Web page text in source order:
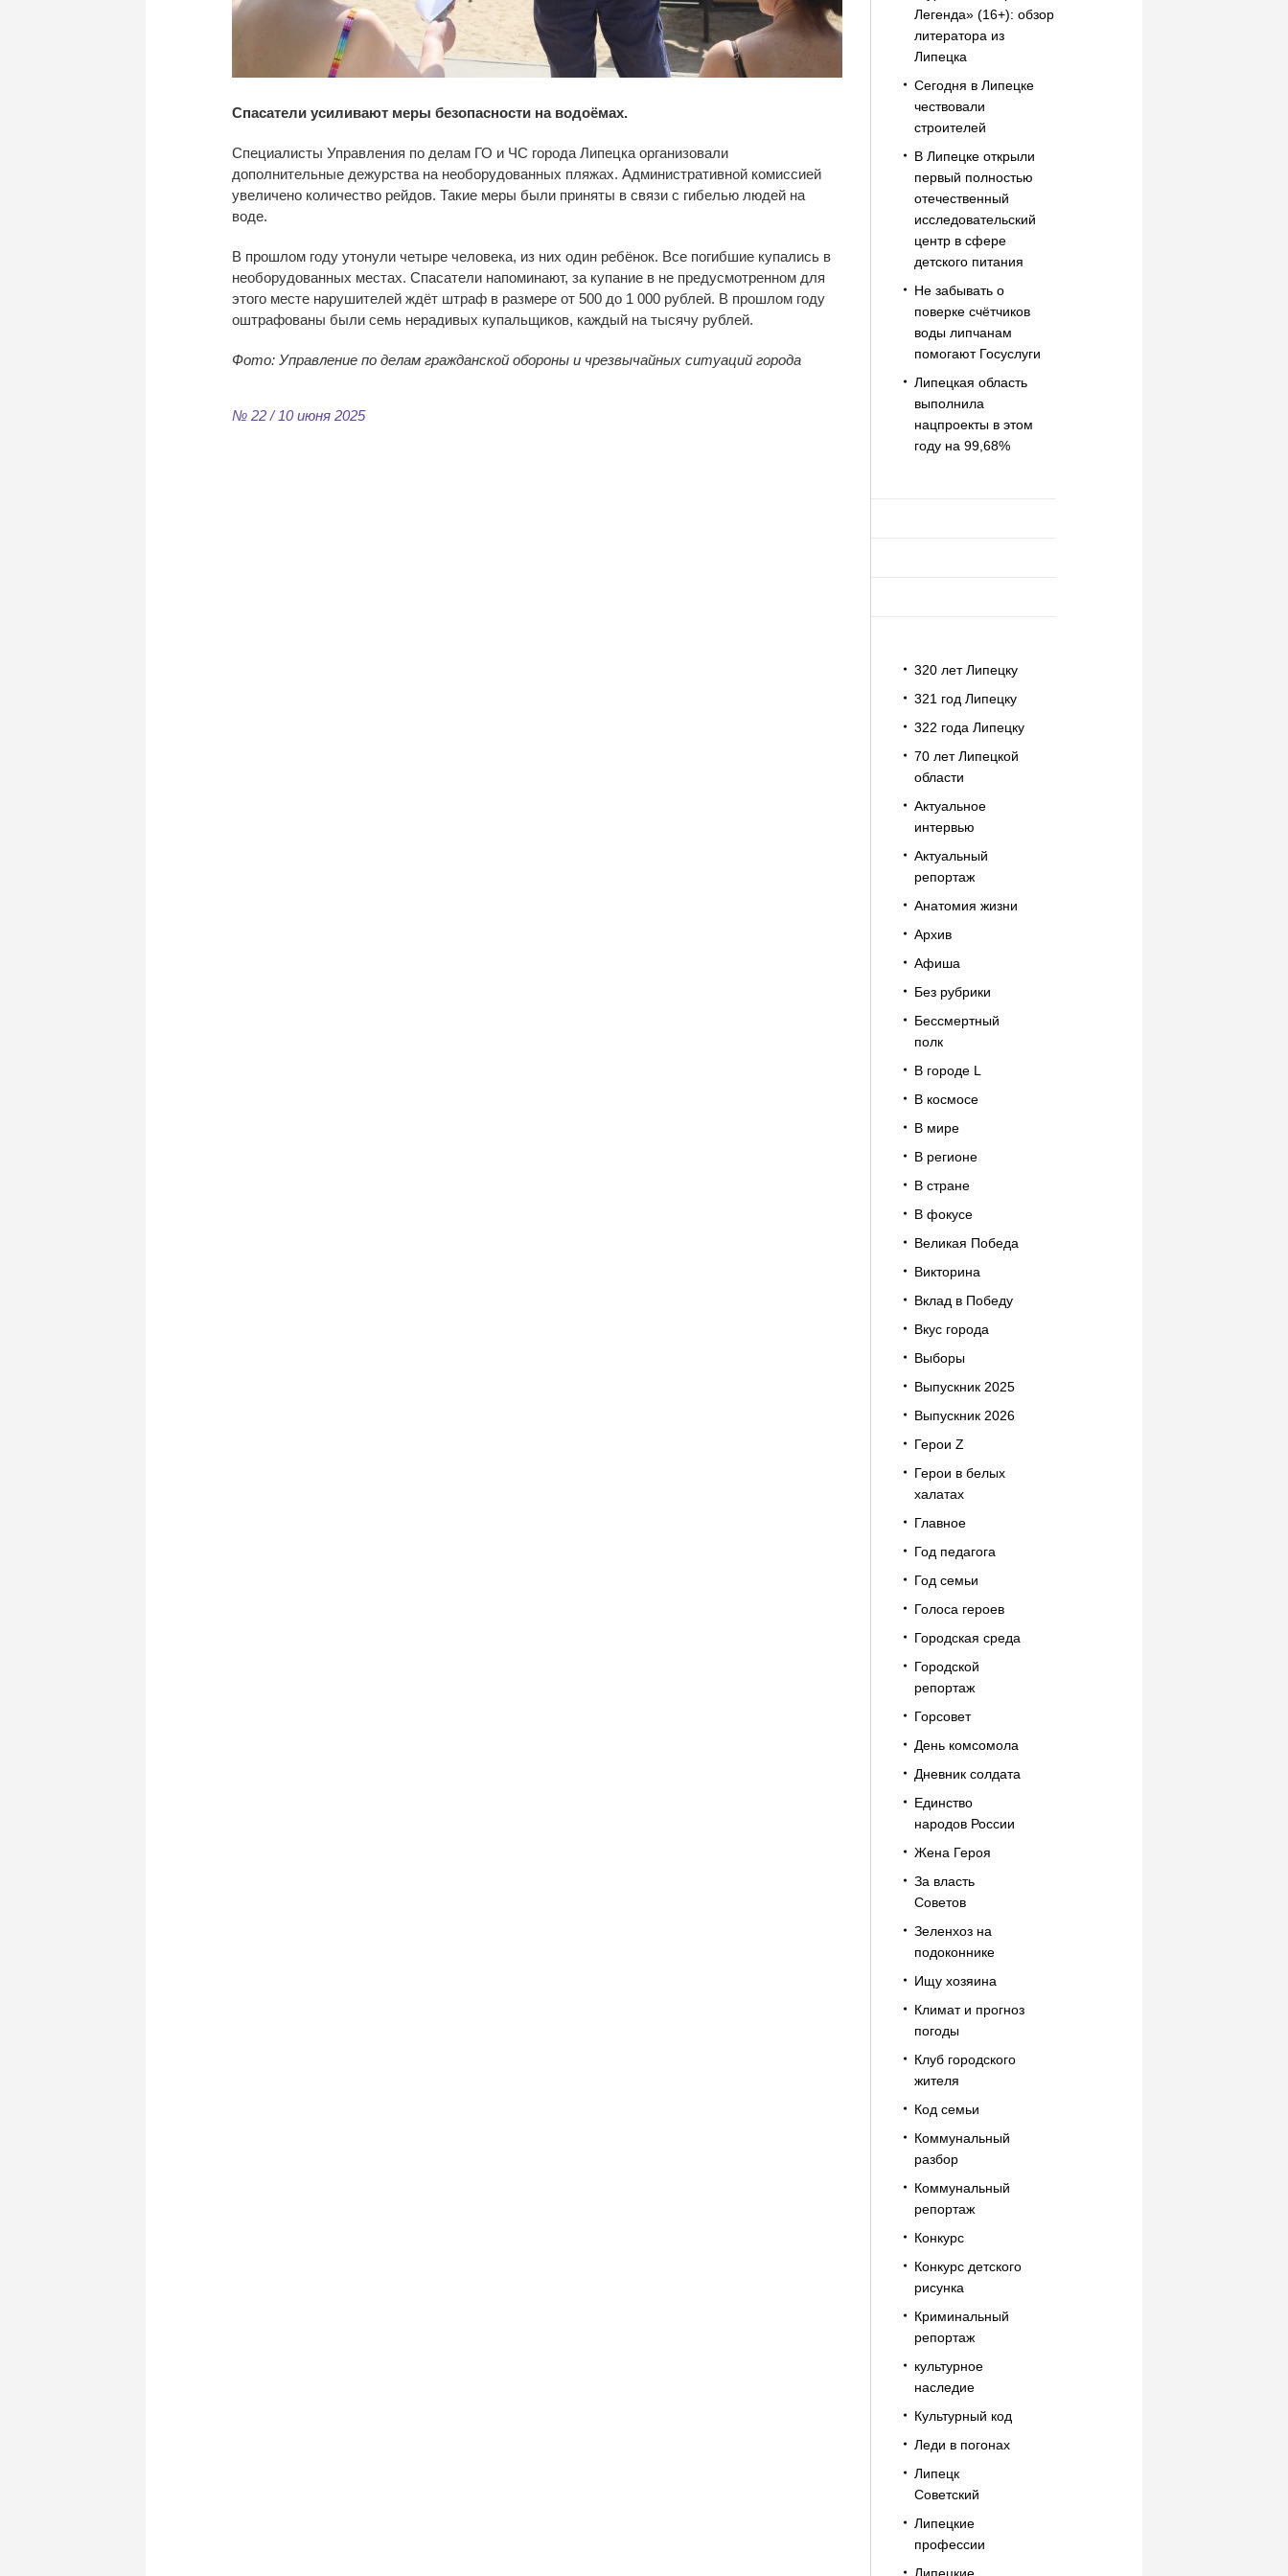
Спасатели усиливают меры безопасности на водоёмах.
Специалисты Управления по делам ГО и ЧС города Липецка организовали
дополнительные дежурства на необорудованных пляжах. Административной комиссией
увеличено количество рейдов. Такие меры были приняты в связи с гибелью людей на
воде.
В прошлом году утонули четыре человека, из них один ребёнок. Все погибшие купались в
необорудованных местах. Спасатели напоминают, за купание в не предусмотренном для
этого месте нарушителей ждёт штраф в размере от 500 до 1 000 рублей. В прошлом году
оштрафованы были семь нерадивых купальщиков, каждый на тысячу рублей.
Фото: Управление по делам гражданской обороны и чрезвычайных ситуаций города
№ 22 / 10 июня 2025
Легенда» (16+): обзор
литератора из
Липецка
Сегодня в Липецке
чествовали
строителей
В Липецке открыли
первый полностью
отечественный
исследовательский
центр в сфере
детского питания
Не забывать о
поверке счётчиков
воды липчанам
помогают Госуслуги
Липецкая область
выполнила
нацпроекты в этом
году на 99,68%
320 лет Липецку
321 год Липецку
322 года Липецку
70 лет Липецкой
области
Актуальное
интервью
Актуальный
репортаж
Анатомия жизни
Архив
Афиша
Без рубрики
Бессмертный
полк
В городе L
В космосе
В мире
В регионе
В стране
В фокусе
Великая Победа
Викторина
Вклад в Победу
Вкус города
Выборы
Выпускник 2025
Выпускник 2026
Герои Z
Герои в белых
халатах
Главное
Год педагога
Год семьи
Голоса героев
Городская среда
Городской
репортаж
Горсовет
День комсомола
Дневник солдата
Единство
народов России
Жена Героя
За власть
Советов
Зеленхоз на
подоконнике
Ищу хозяина
Климат и прогноз
погоды
Клуб городского
жителя
Код семьи
Коммунальный
разбор
Коммунальный
репортаж
Конкурс
Конкурс детского
рисунка
Криминальный
репортаж
культурное
наследие
Культурный код
Леди в погонах
Липецк
Советский
Липецкие
профессии